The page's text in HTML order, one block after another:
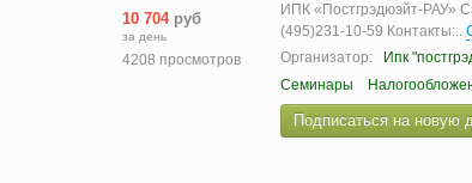
10 704руб
за день
4208 просмотров
ИПК «Постгрэдюэйт-РАУ»
(495)231-10-59 Контакты:..
Организатор:
Ипк
Семинары
Подписаться на новую